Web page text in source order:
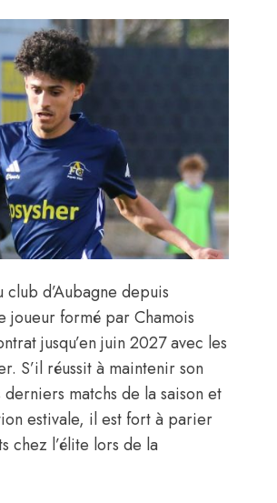
club d’Aubagne depuis
joueur formé par Chamois
jusqu’en juin 2027 avec les
S’il réussit à maintenir son
matchs de la saison et
estivale, il est fort à parier
chez l’élite lors de la